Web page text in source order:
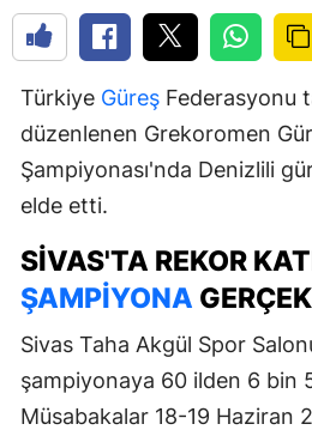
Türkiye Güreş Federasyonu
düzenlenen Grekoromen
Şampiyonası'nda Denizlili
elde etti.
SIVAS'TA REKOR
ŞAMPIYONA
Sivas Taha Akgül Spor
şampiyonaya 60 ilden 6 bin
Müsabakalar 18-19 Haziran